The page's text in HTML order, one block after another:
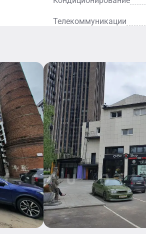
Телекоммуникации